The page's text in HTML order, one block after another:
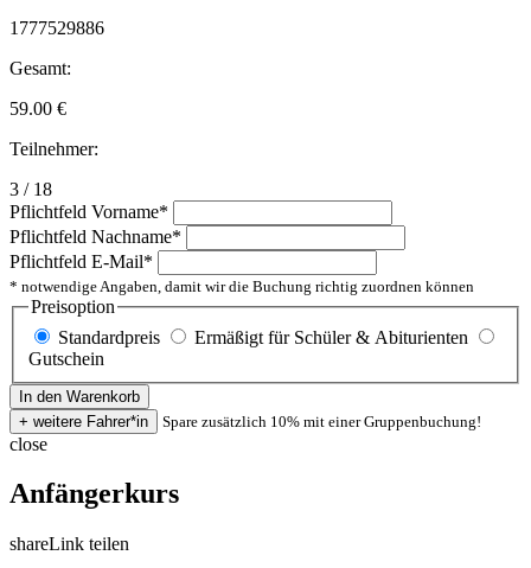
1777529886
Gesamt:
59.00 €
Teilnehmer:
3 / 18
Pflichtfeld Vorname*
Pflichtfeld Nachname*
Pflichtfeld E-Mail*
* notwendige Angaben, damit wir die Buchung richtig zuordnen können
Preisoption
Standardpreis
Ermäßigt für Schüler & Abiturienten
Gutschein
Spare zusätzlich 10% mit einer Gruppenbuchung!
close
Anfängerkurs
shareLink teilen